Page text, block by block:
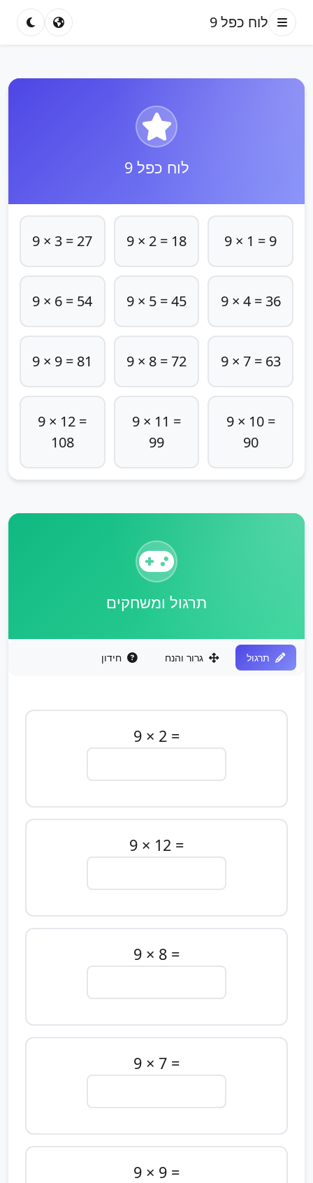
לוח כפל 9
לוח כפל 9
9 × 1 = 9
9 × 2 = 18
9 × 3 = 27
9 × 4 = 36
9 × 5 = 45
9 × 6 = 54
9 × 7 = 63
9 × 8 = 72
9 × 9 = 81
9 × 10 =
90
9 × 11 =
99
9 × 12 =
108
תרגול ומשחקים
תרגול גרור והנח חידון
9 × 2 =
9 × 12 =
9 × 8 =
9 × 7 =
9 × 9 =